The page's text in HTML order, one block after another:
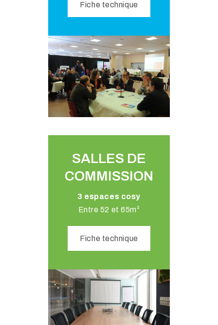
Fiche technique
SALLES DE
COMMISSION​
3 espaces cosy
Entre 52 et 65m²
Fiche technique